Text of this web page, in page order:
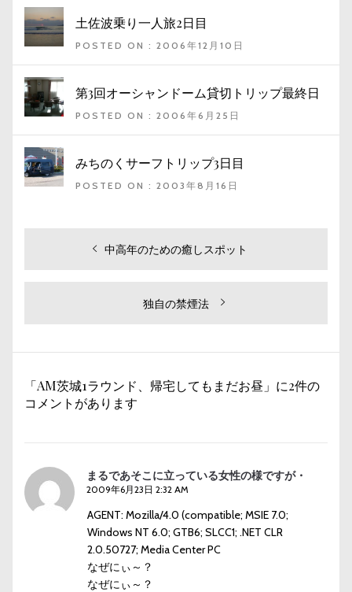
土佐波乗り一人旅2日目
POSTED ON : 2006年12月10日
第3回オーシャンドーム貸切トリップ最終日
POSTED ON : 2006年6月25日
みちのくサーフトリップ3日目
POSTED ON : 2003年8月16日
シ
ョ
過
中高年のための癒しスポット
次
稿:
独自の禁煙法
「AM茨城1ラウンド、帰宅してもまだお昼」に2件の
コメントがあります
まるであそこに立っている女性の様ですが・
2009年6月23日 2:32 AM
AGENT: Mozilla/4.0 (compatible; MSIE 7.0;
Windows NT 6.0; GTB6; SLCC1; .NET CLR
2.0.50727; Media Center PC
なぜにぃ～？
なぜにぃ～？